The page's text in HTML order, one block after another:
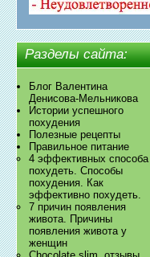
Разделы сайта:
Блог Валентина
Денисова-Мельникова
Истории успешного
похудения
Полезные рецепты
Правильное питание
4 эффективных способа
похудеть. Способы
похудения. Как
эффективно похудеть.
7 причин появления
живота. Причины
появления живота у
женщин